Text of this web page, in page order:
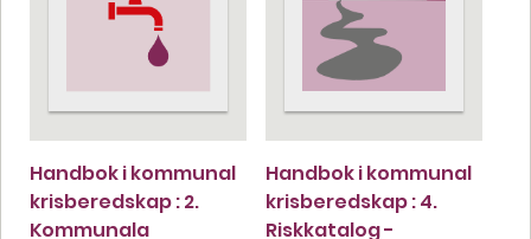
Handbok i kommunal
krisberedskap : 2.
Kommunala
Handbok i kommunal
krisberedskap : 4.
Riskkatalog -